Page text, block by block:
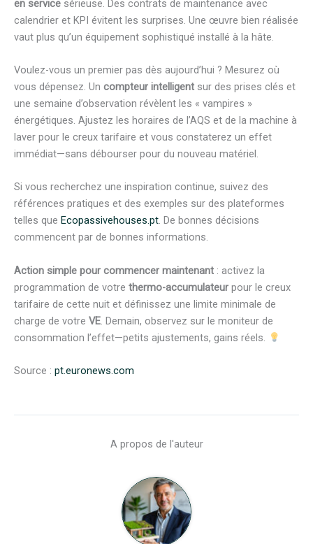
en service sérieuse. Des contrats de maintenance avec
calendrier et KPI évitent les surprises. Une œuvre bien réalisée
vaut plus qu’un équipement sophistiqué installé à la hâte.
Voulez-vous un premier pas dès aujourd’hui ? Mesurez où
vous dépensez. Un compteur intelligent sur des prises clés et
une semaine d’observation révèlent les « vampires »
énergétiques. Ajustez les horaires de l’AQS et de la machine à
laver pour le creux tarifaire et vous constaterez un effet
immédiat—sans débourser pour du nouveau matériel.
Si vous recherchez une inspiration continue, suivez des
références pratiques et des exemples sur des plateformes
telles que Ecopassivehouses.pt. De bonnes décisions
commencent par de bonnes informations.
Action simple pour commencer maintenant : activez la
programmation de votre thermo-accumulateur pour le creux
tarifaire de cette nuit et définissez une limite minimale de
charge de votre VE. Demain, observez sur le moniteur de
consommation l’effet—petits ajustements, gains réels.
Source : pt.euronews.com
A propos de l'auteur